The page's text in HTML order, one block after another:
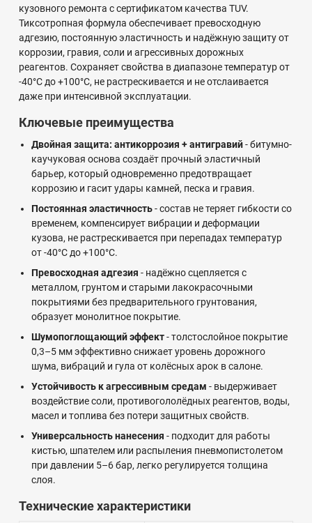
кузовного ремонта с сертификатом качества TUV.
Тиксотропная формула обеспечивает превосходную
адгезию, постоянную эластичность и надёжную защиту от
коррозии, гравия, соли и агрессивных дорожных
реагентов. Сохраняет свойства в диапазоне температур от
-40°C до +100°C, не растрескивается и не отслаивается
даже при интенсивной эксплуатации.
Ключевые преимущества
Двойная защита: антикоррозия + антигравий- битумно-
каучуковая основа создаёт прочный эластичный
барьер, который одновременно предотвращает
коррозию и гасит удары камней, песка и гравия.
Постоянная эластичность- состав не теряет гибкости со
временем, компенсирует вибрации и деформации
кузова, не растрескивается при перепадах температур
от -40°C до +100°C.
Превосходная адгезия - надёжно сцепляется с
металлом, грунтом и старыми лакокрасочными
покрытиями без предварительного грунтования,
образует монолитное покрытие.
Шумопоглощающий эффект- толстослойное покрытие
0,3–5 мм эффективно снижает уровень дорожного
шума, вибраций и гула от колёсных арок в салоне.
Устойчивость к агрессивным средам - выдерживает
воздействие соли, противогололёдных реагентов, воды,
масел и топлива без потери защитных свойств.
Универсальность нанесения - подходит для работы
кистью, шпателем или распыления пневмопистолетом
при давлении 5–6 бар, легко регулируется толщина
слоя.
Технические характеристики